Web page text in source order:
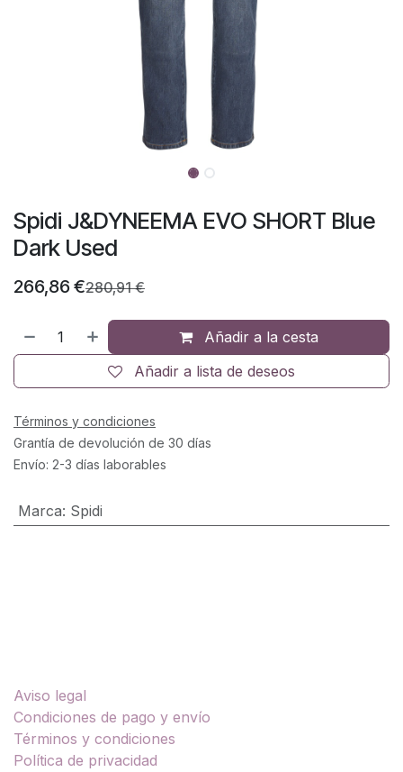
Spidi J&DYNEEMA EVO SHORT Blue
Dark Used
266,86 €280,91€
Añadir a la cesta
Añadir a lista de deseos
Términos y condiciones
Grantía de devolución de 30 días
Envío: 2-3 días laborables
Marca: Spidi
Aviso legal
Condiciones de pago y envío
Términos y condiciones
Política de privacidad